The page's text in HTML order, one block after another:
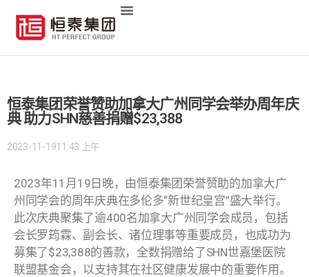
恒泰集团荣誉赞助加拿大广州同学会举办周年庆
典 助力SHN慈善捐赠$23,388
2023-11-1911:43 上午
2023年11月19日晚，由恒泰集团荣誉赞助的加拿大广
州同学会的周年庆典在多伦多“新世纪皇宫”盛大举行。
此次庆典聚集了逾400名加拿大广州同学会成员，包括
会长罗筠霖、副会长、诸位理事等重要成员，也成功为
募集了$23,388的善款，全数捐赠给了SHN世嘉堡医院
联盟基金会，以支持其在社区健康发展中的重要作用。